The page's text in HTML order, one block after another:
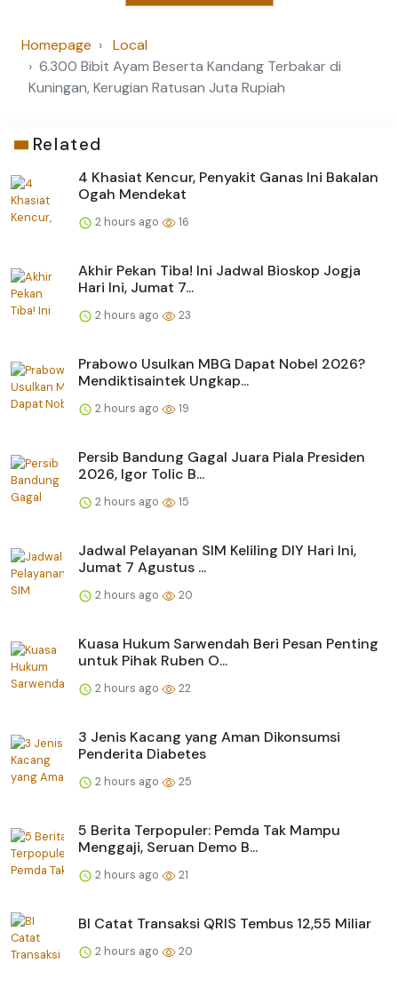
Homepage
Local
6.300 Bibit Ayam Beserta Kandang Terbakar di
Kuningan, Kerugian Ratusan Juta Rupiah
Related
4 Khasiat Kencur, Penyakit Ganas Ini Bakalan
Ogah Mendekat
2 hours ago 16
Akhir Pekan Tiba! Ini Jadwal Bioskop Jogja
Hari Ini, Jumat 7...
2 hours ago 23
Prabowo Usulkan MBG Dapat Nobel 2026?
Mendiktisaintek Ungkap...
2 hours ago 19
Persib Bandung Gagal Juara Piala Presiden
2026, Igor Tolic B...
2 hours ago 15
Jadwal Pelayanan SIM Keliling DIY Hari Ini,
Jumat 7 Agustus ...
2 hours ago 20
Kuasa Hukum Sarwendah Beri Pesan Penting
untuk Pihak Ruben O...
2 hours ago 22
3 Jenis Kacang yang Aman Dikonsumsi
Penderita Diabetes
2 hours ago 25
5 Berita Terpopuler: Pemda Tak Mampu
Menggaji, Seruan Demo B...
2 hours ago 21
BI Catat Transaksi QRIS Tembus 12,55 Miliar
2 hours ago 20